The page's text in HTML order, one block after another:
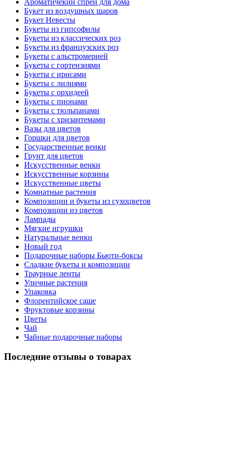
Ароматичекий спрей для дома
Букет из воздушных шаров
Букет Невесты
Букеты из гипсофилы
Букеты из классических роз
Букеты из французских роз
Букеты с альстромерией
Букеты с гортензиями
Букеты с ирисами
Букеты с лилиями
Букеты с орхидеей
Букеты с пионами
Букеты с тюльпанами
Букеты с хризантемами
Вазы для цветов
Горшки для цветов
Государственные венки
Грунт для цветов
Искусственные венки
Искусственные корзины
Искусственные цветы
Комнатные растения
Композиции и букеты из сухоцветов
Композиции из цветов
Лампады
Мягкие игрушки
Натуральные венки
Новый год
Подарочные наборы Бьюти-боксы
Сладкие букеты и композиции
Траурные ленты
Уличные растения
Упаковка
Флорентийское саше
Фруктовые корзины
Цветы
Чай
Чайные подарочные наборы
Последние отзывы о товарах